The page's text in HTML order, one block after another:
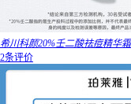
希川科颜20%壬二酸祛痘精华
2条评价